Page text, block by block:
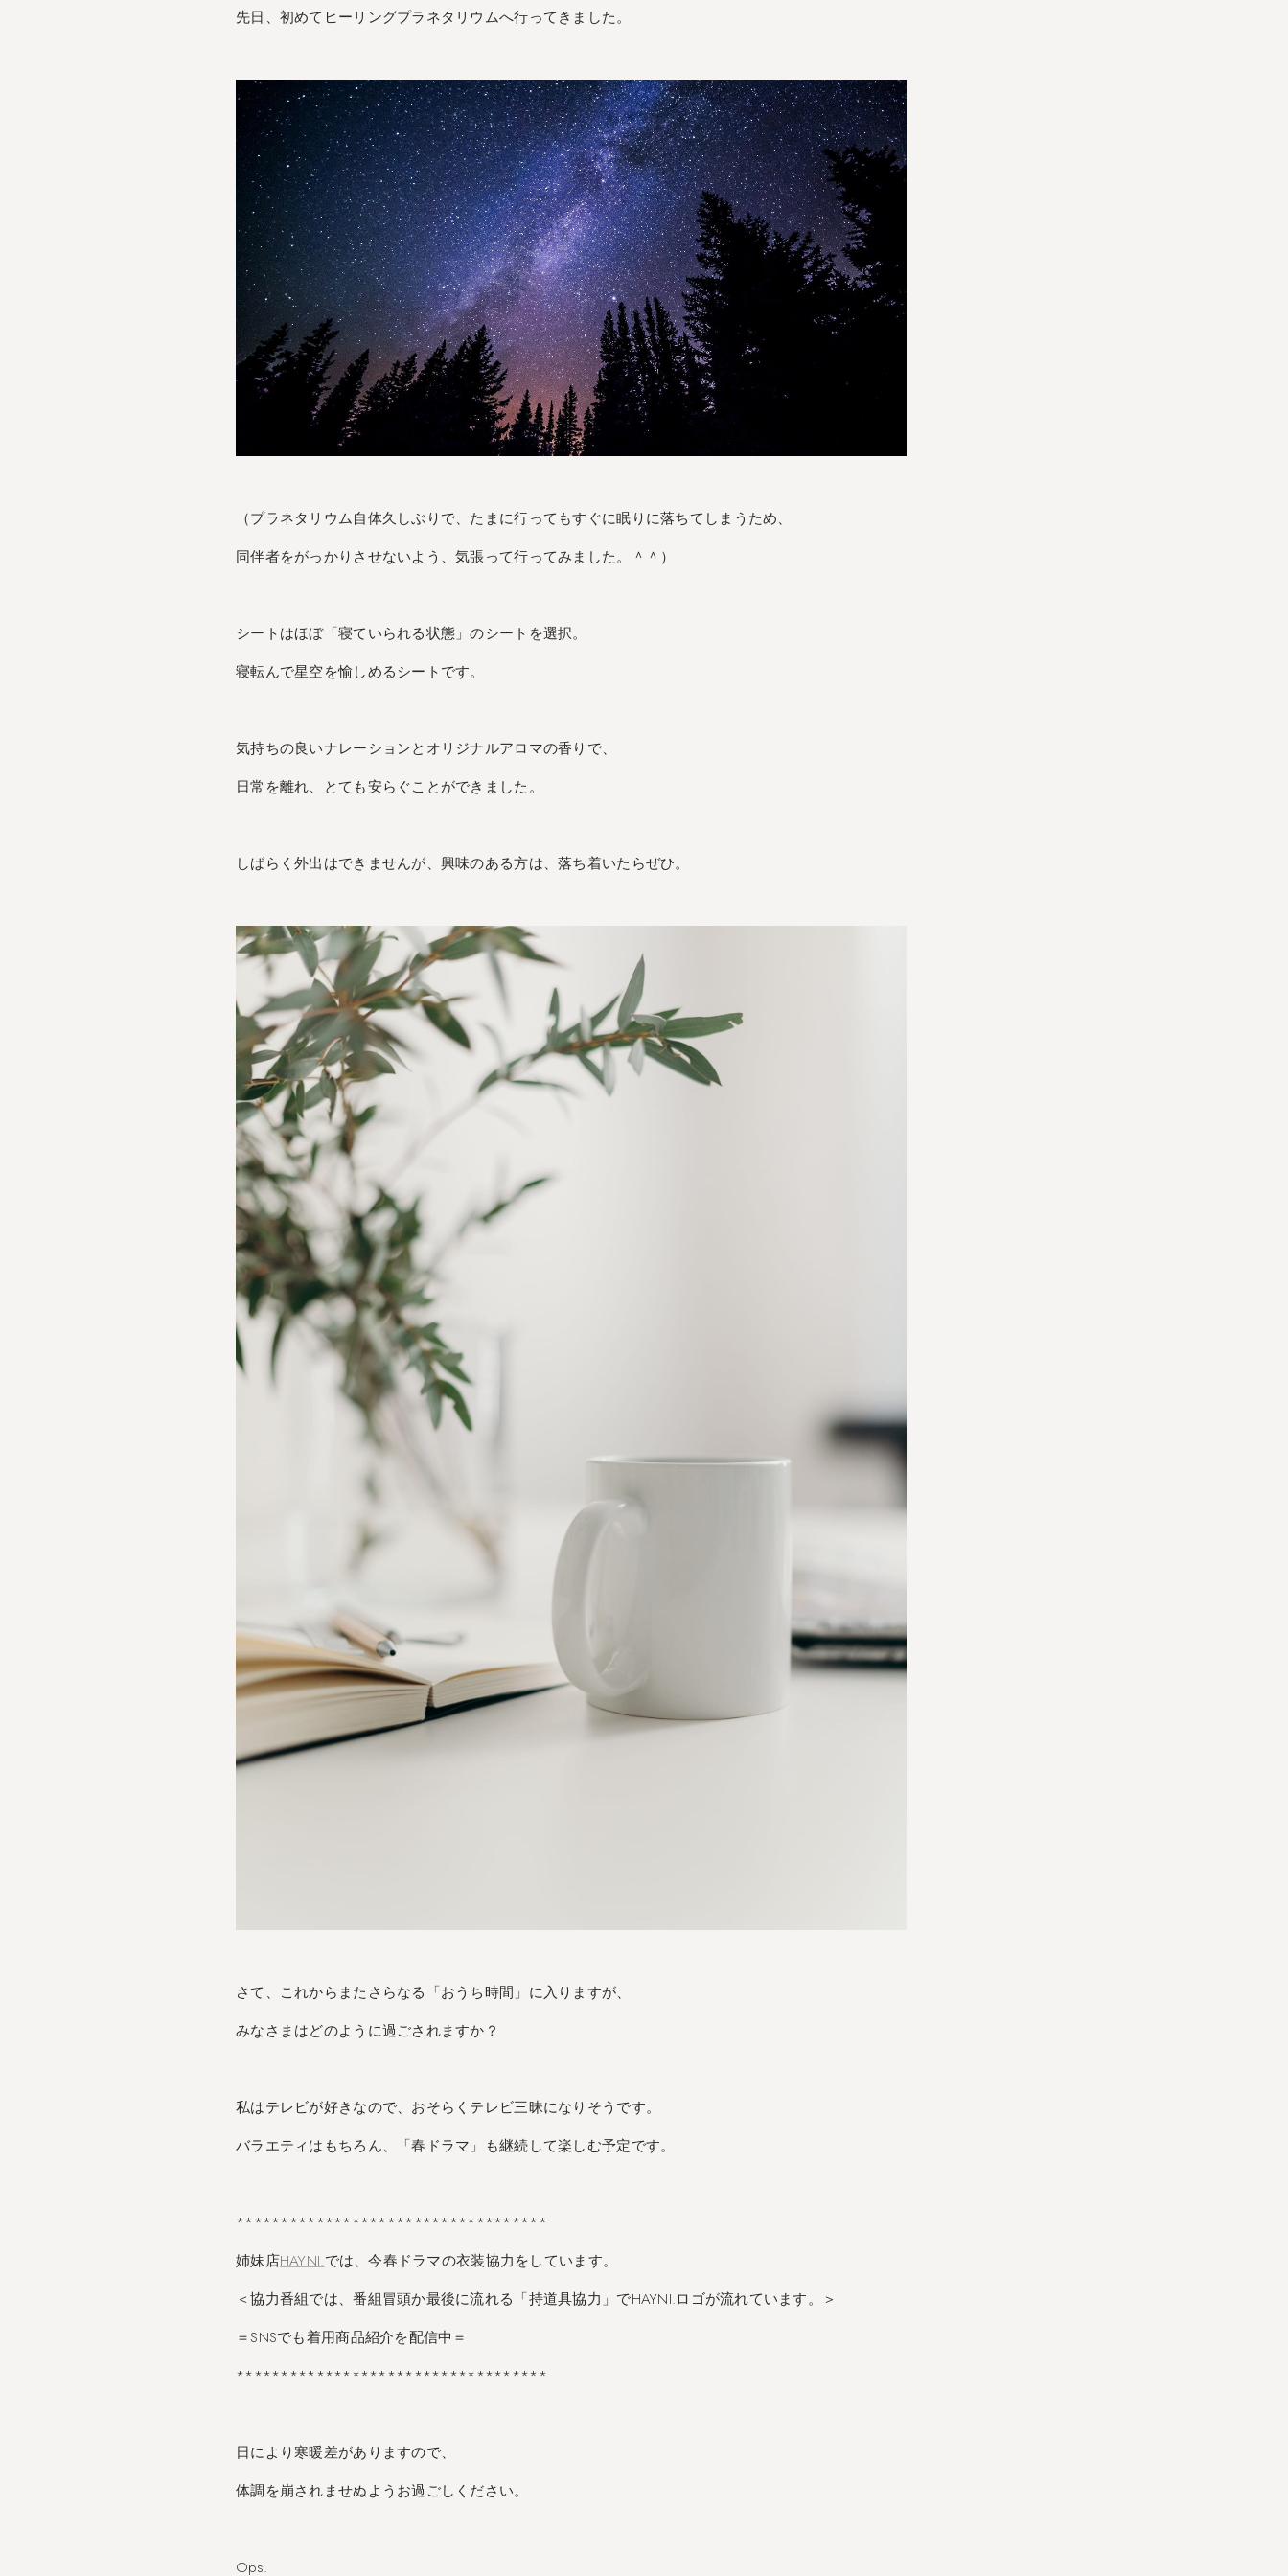
先日、初めてヒーリングプラネタリウムへ行ってきました。
（プラネタリウム自体久しぶりで、たまに行ってもすぐに眠りに落ちてしまうため、
同伴者をがっかりさせないよう、気張って行ってみました。＾＾）
シートはほぼ「寝ていられる状態」のシートを選択。
寝転んで星空を愉しめるシートです。
気持ちの良いナレーションとオリジナルアロマの香りで、
日常を離れ、とても安らぐことができました。
しばらく外出はできませんが、興味のある方は、落ち着いたらぜひ。
さて、これからまたさらなる「おうち時間」に入りますが、
みなさまはどのように過ごされますか？
私はテレビが好きなので、おそらくテレビ三昧になりそうです。
バラエティはもちろん、「春ドラマ」も継続して楽しむ予定です。
***********************************
姉妹店HAYNI.では、今春ドラマの衣装協力をしています。
＜協力番組では、番組冒頭か最後に流れる「持道具協力」でHAYNI.ロゴが流れています。＞
＝SNSでも着用商品紹介を配信中＝
***********************************
日により寒暖差がありますので、
体調を崩されませぬようお過ごしください。
Ops.